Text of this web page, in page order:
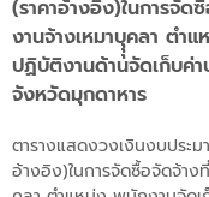
(ราคาอ้างอิง)ในการจัด
งานจ้างเหมาบุุุคลา ตำ
ปฏิบัติงานด้านจัดเก็บค่า
จังหวัดมุกดาหาร
ตารางแสดงวงเงินงบประ
อ้างอิง)ในการจัดซื้อจัดจ้าง